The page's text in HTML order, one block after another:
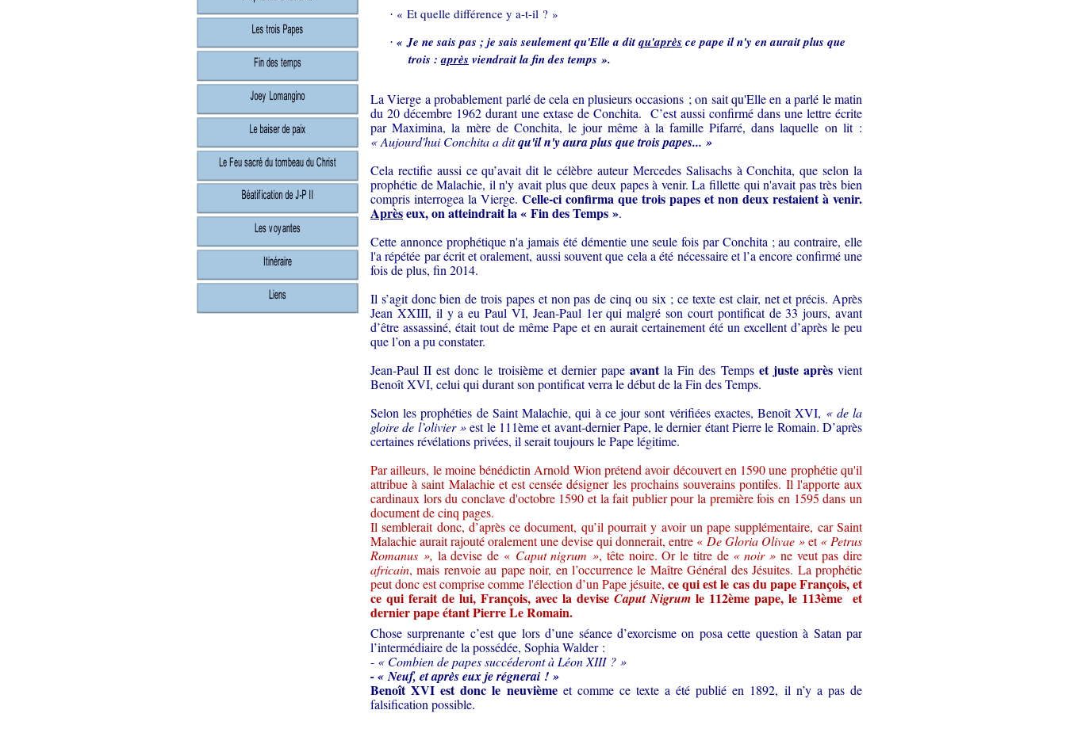
· « Et quelle différence y a-t-il ? »
· « Je ne sais pas ; je sais seulement qu'Elle a ditqu'après ce pape il n'y en aurait plus que
trois :après viendrait la fin des temps ».
La Vierge a probablement parlé de cela en plusieurs occasions ; on sait qu'Elle en a parlé le matin
du 20 décembre 1962 durant une extase de Conchita. C’est aussi confirmé dans une lettre écrite
par Maximina, la mère de Conchita, le jour même à la famille Pifarré, dans laquelle on lit :
« Aujourd'hui Conchita a ditqu'il n'y aura plus que trois papes... »
Cela rectifie aussi ce qu’avait dit le célèbre auteur Mercedes Salisachs à Conchita, que selon la
prophétie de Malachie, il n'y avait plus que deux papes à venir. La fillette qui n'avait pas très bien
compris interrogea la Vierge. Celle-ci confirma que trois papes et non deux restaient à venir.
Aprèseux, on atteindrait la « Fin des Temps ».
Cette annonce prophétique n'a jamais été démentie une seule fois par Conchita ; au contraire, elle
l'a répétée par écrit et oralement, aussi souvent que cela a été nécessaire et l’a encore confirmé une
fois de plus, fin 2014.
Il s’agit donc bien de trois papes et non pas de cinq ou six ; ce texte est clair, net et précis. Après
Jean XXIII, il y a eu Paul VI, Jean-Paul 1erqui malgré son court pontificat de 33 jours, avant
d’être assassiné, était tout de même Pape et en aurait certainement été un excellent d’après le peu
que l’on a pu constater.
Jean-Paul II est donc le troisième et dernier papeavantla Fin des Temps et juste aprèsvient
Benoît XVI, celui qui durant son pontificat verra le début de la Fin des Temps.
Selon les prophéties de Saint Malachie, qui à ce jour sont vérifiées exactes, Benoît XVI, « de la
gloire de l’olivier »est le 111èmeet avant-dernier Pape, le dernier étant Pierre le Romain. D’après
certaines révélations privées, il serait toujours le Pape légitime.
Par ailleurs, le moine bénédictin Arnold Wion prétend avoir découvert en 1590 une prophétie qu'il
attribue à saint Malachie et est censée désigner les prochains souverains pontifes. Il l'apporte aux
cardinaux lors du conclave d'octobre 1590 et la fait publier pour la première fois en 1595 dans un
document de cinq pages.
Il semblerait donc, d’après ce document, qu’il pourrait y avoir un pape supplémentaire, car Saint
Malachie aurait rajouté oralement une devise qui donnerait, entre « De Gloria Olivae »et« Petrus
Romanus », la devise de « Caput nigrum », tête noire. Or le titre de « noir »ne veut pas dire
africain, mais renvoie au pape noir, en l’occurrence le Maître Général des Jésuites. La prophétie
peut donc est comprise comme l'élection d’un Pape jésuite,ce qui est le cas du pape François, et
ce qui ferait de lui, François, avec la deviseCaput Nigrum le 112ème pape, le 113ème et
dernier pape étant Pierre Le Romain.
Chose surprenante c’est que lors d’une séance d’exorcisme on posa cette question à Satan par
l’intermédiaire de la possédée, Sophia Walder :
- « Combien de papes succéderont à Léon XIII ? »
- « Neuf, et après eux je régnerai ! »
Benoît XVI est donc le neuvièmeet comme ce texte a été publié en 1892, il n’y a pas de
falsification possible.